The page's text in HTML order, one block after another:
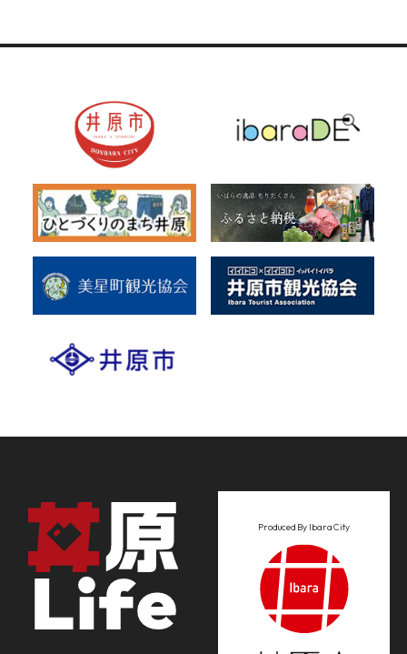
Produced By Ibara City